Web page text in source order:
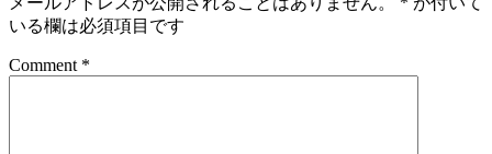
いる欄は必須項目です
Comment *